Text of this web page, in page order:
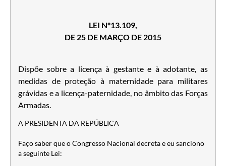
LEI Nº13.109,
DE 25 DE MARÇO DE 2015
Dispõe sobre a licença à gestante e à adotante, as
medidas de proteção à maternidade para militares
grávidas e a licença-paternidade, no âmbito das Forças
Armadas.
A PRESIDENTA DA REPÚBLICA
Faço saber que o Congresso Nacional decreta e eu sanciono
a seguinte Lei: